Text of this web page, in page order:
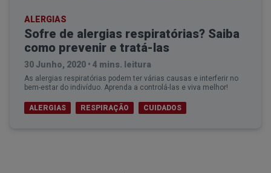
ALERGIAS
Sofre de alergias respiratórias? Saiba
como prevenir e tratá-las
30 Junho, 2020 • 4 mins. leitura
As alergias respiratórias podem ter várias causas e interferir no
bem-estar do indivíduo. Aprenda a controlá-las e viva melhor!
ALERGIAS RESPIRAÇÃO CUIDADOS